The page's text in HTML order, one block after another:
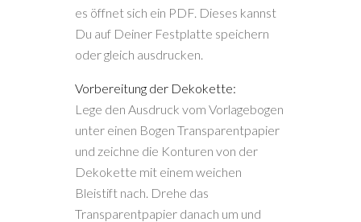
es öffnet sich ein PDF. Dieses kannst
Du auf Deiner Festplatte speichern
oder gleich ausdrucken.
Vorbereitung der Dekokette:
Lege den Ausdruck vom Vorlagebogen
unter einen Bogen Transparentpapier
und zeichne die Konturen von der
Dekokette mit einem weichen
Bleistift nach. Drehe das
Transparentpapier danach um und